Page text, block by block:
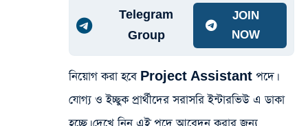
Telegram
Group
JOIN
NOW
নিয়োগ করা হবে Project Assistant পদে।
যোগ্য ও ইচ্ছুক প্রার্থীদের সরাসরি ইন্টারভিউ এ ডাকা